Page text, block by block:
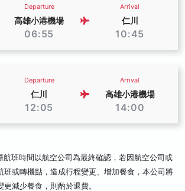
Departure
高雄小港機場
06:55
Arrival
仁川
10:45
Departure
仁川
12:05
Arrival
高雄小港機場
14:00
班時間以航空公司為最終確認，若因航空公司或
班或轉機點，造成行程變更、增加餐食，本公司將
減少餐食，則酌於退費。